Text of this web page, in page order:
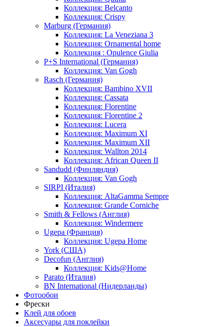
Коллекция: Belcanto
Коллекция: Crispy
Marburg (Германия)
Коллекция: La Veneziana 3
Коллекция: Ornamental home
Коллекция : Opulence Giulia
P+S International (Германия)
Коллекция: Van Gogh
Rasch (Германия)
Коллекция: Bambino XVII
Коллекция: Cassata
Коллекция: Florentine
Коллекция: Florentine 2
Коллекция: Lucera
Коллекция: Maximum XI
Коллекция: Maximum XII
Коллекция: Wallton 2014
Коллекция: African Queen II
Sandudd (Финляндия)
Коллекция: Van Gogh
SIRPI (Италия)
Коллекция: AltaGamma Sempre
Коллекция: Grande Corniche
Smith & Fellows (Англия)
Коллекция: Windermere
Ugepa (Франция)
Коллекция: Ugepa Home
York (США)
Decofun (Англия)
Коллекция: Kids@Home
Parato (Италия)
BN International (Нидерланды)
Фотообои
Фрески
Клей для обоев
Аксесуары для поклейки